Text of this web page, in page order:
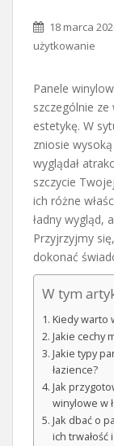
18 marca
użytkowanie
Panele
szczególnie
estetykę. W
zniosie
wyglądał
szczycie
ich różne
ładny wygląd,
Przyjrzyjmy
dokonać
W tym
Kiedy warto
Jakie cechy
Jakie typy
łazience?
Jak
winylowe w
Jak dbać o
ich